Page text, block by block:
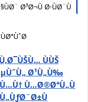
Ø³Ø¬Ù Ø·ÙØ¨Ù
ÙÙŠ
Ø¹Ù„Ù‰
Ù…Ø®ØªÙ„Ù